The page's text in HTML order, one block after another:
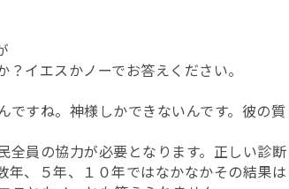
イエスかノーでお答えください。
ですね。神様しかできないんです。彼の質
全員の協力が必要となります。正しい診断
年、５年、１０年ではなかなかその結果は